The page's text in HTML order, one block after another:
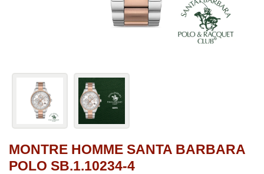
MONTRE HOMME SANTA BARBARA
POLO SB.1.10234-4